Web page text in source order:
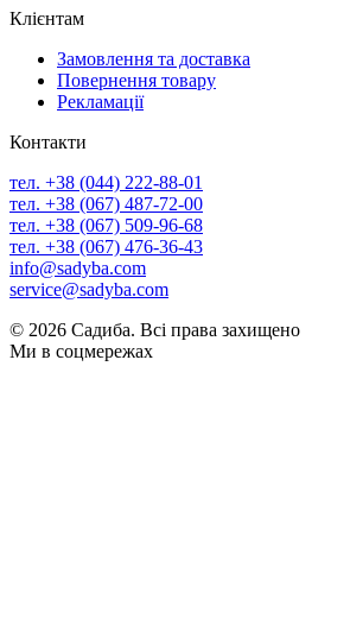
Клієнтам
Замовлення та доставка
Повернення товару
Рекламації
Контакти
тел. +38 (044) 222-88-01
тел. +38 (067) 487-72-00
тел. +38 (067) 509-96-68
тел. +38 (067) 476-36-43
info@sadyba.com
service@sadyba.com
© 2026 Садиба. Всі права захищено
Ми в соцмережах